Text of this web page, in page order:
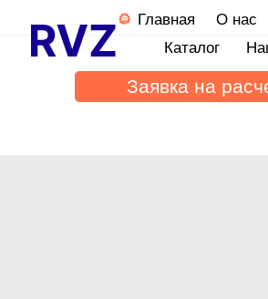
Главная
О нас
Каталог
Заявка на